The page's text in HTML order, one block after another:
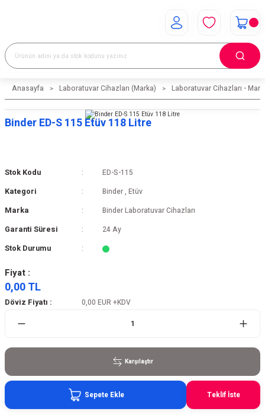
Anasayfa Laboratuvar Cihazları (Marka) Laboratuvar Cihazları -
Binder ED-S 115 Etüv 118 Litre
Stok Kodu ED-S-115
Kategori Binder , Etüv
Marka Binder Laboratuvar Cihazları
Garanti Süresi 24 Ay
Stok Durumu
Fiyat :
0,00 TL
Döviz Fiyatı : 0,00 EUR +KDV
Karşılaştır
Sepete Ekle Teklif İste